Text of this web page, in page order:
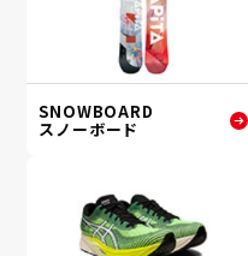
SNOWBOARD
スノーボード